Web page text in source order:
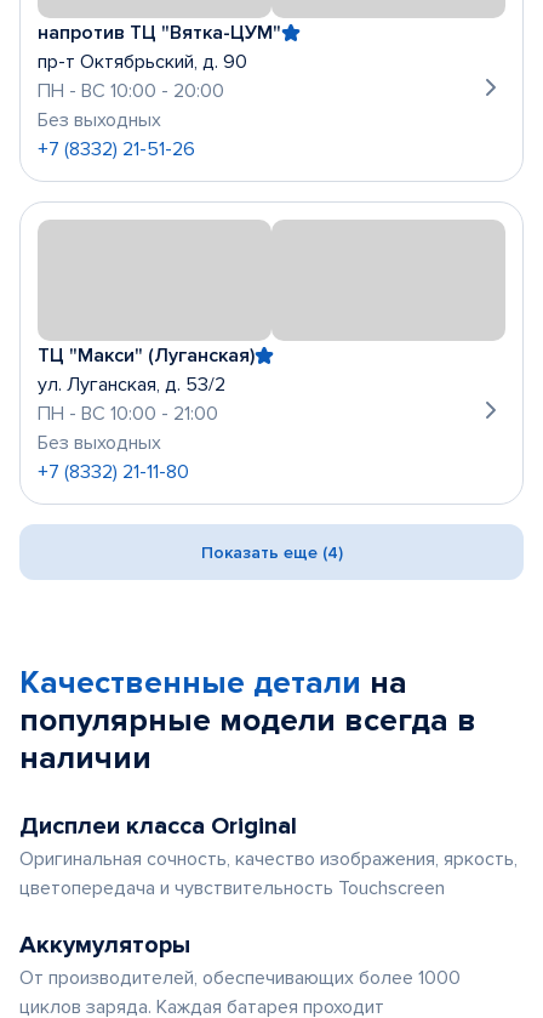
напротив ТЦ "Вятка-ЦУМ"
пр-т Октябрьский, д. 90
ПН - ВС 10:00 - 20:00
Без выходных
+7 (8332) 21-51-26
ТЦ "Макси" (Луганская)
ул. Луганская, д. 53/2
ПН - ВС 10:00 - 21:00
Без выходных
+7 (8332) 21-11-80
Показать еще (4)
Качественные детали на
популярные модели всегда в
наличии
Дисплеи класса Original
Оригинальная сочность, качество изображения, яркость,
цветопередача и чувствительность Touchscreen
Аккумуляторы
От производителей, обеспечивающих более 1000
циклов заряда. Каждая батарея проходит